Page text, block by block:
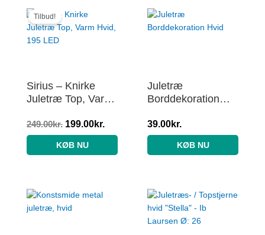
Tilbud!
Sirius – Knirke
Juletræ Top, Varm
249.00kr.
oprindelige
pris
199.00kr.
pris
KØB NU
Juletræ
Borddekoration
39.00kr.
KØB NU